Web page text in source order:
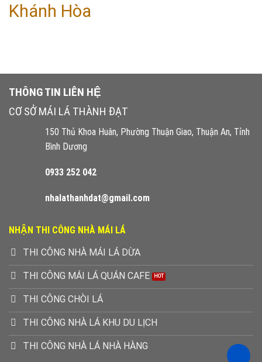
Khánh Hòa
THÔNG TIN LIÊN HỆ
CƠ SỞ MÁI LÁ THÀNH ĐẠT
150 Thủ Khoa Huân, Phường Thuận Giao, Thuận An, Tỉnh
Bình Dương
0933 252 042
nhalathanhdat@gmail.com
NHẬN THI CÔNG NHÀ MÁI LÁ
THI CÔNG NHÀ MÁI LÁ DỪA
THI CÔNG MÁI LÁ QUÁN CAFE
THI CÔNG CHÒI LÁ
THI CÔNG NHÀ LÁ KHU DU LỊCH
THI CÔNG NHÀ LÁ NHÀ HÀNG